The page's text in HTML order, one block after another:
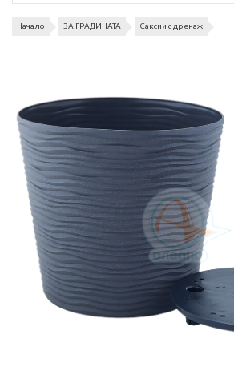
Начало ЗА ГРАДИНАТА Саксии с дренаж